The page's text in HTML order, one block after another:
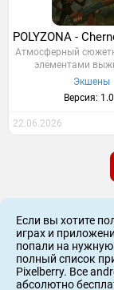
Атмосферный
элементами
Экшены
Версия:
22.06.2026
Если вы хотите
играх и
попали на нужную
полный список
Pixelberry. Все
абсолютно